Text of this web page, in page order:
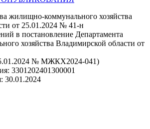
жилищно-коммунального хозяйства
от 25.01.2024 № 41-н
в постановление Департамента
хозяйства Владимирской области от
№ МЖКХ2024-041)
3301202401300001
30.01.2024